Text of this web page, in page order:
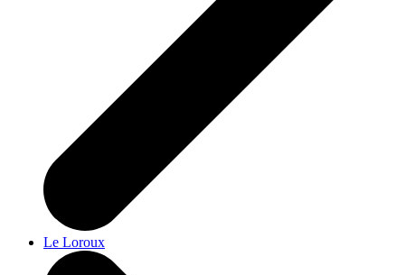
Le Loroux